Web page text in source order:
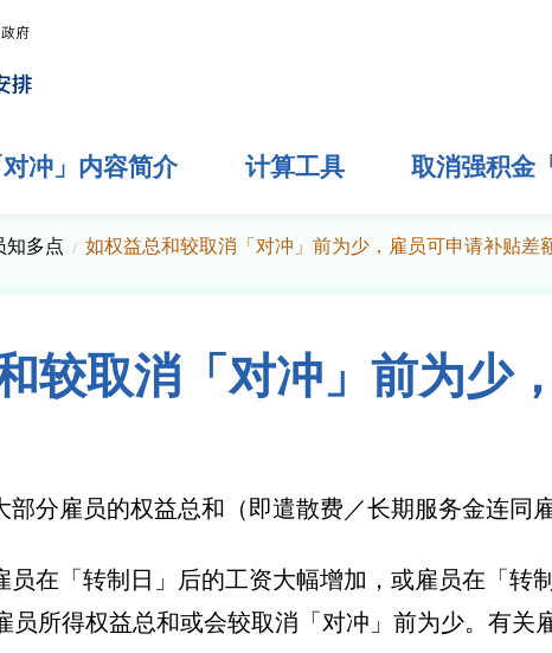
排。
冲」内容简介 计算工具 取消强积金
知多点 如权益总和较取消「对冲」前为少，雇员可申请补贴差
较取消「对冲」前为少
部分雇员的权益总和（即遣散费／长期服务金连同
员在「转制日」后的工资大幅增加，或雇员在「
员所得权益总和或会较取消「对冲」前为少。有关